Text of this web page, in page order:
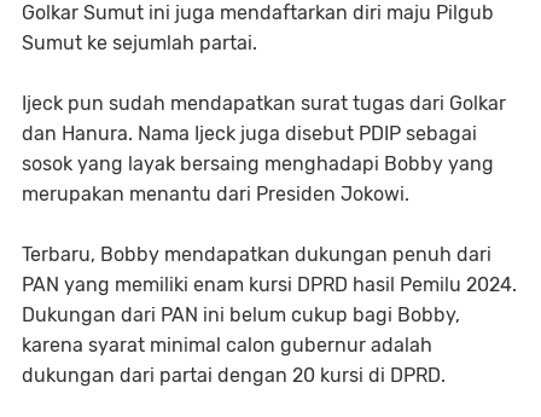
Golkar Sumut ini juga mendaftarkan diri maju Pilgub
Sumut ke sejumlah partai.
Ijeck pun sudah mendapatkan surat tugas dari Golkar
dan Hanura. Nama Ijeck juga disebut PDIP sebagai
sosok yang layak bersaing menghadapi Bobby yang
merupakan menantu dari Presiden Jokowi.
Terbaru, Bobby mendapatkan dukungan penuh dari
PAN yang memiliki enam kursi DPRD hasil Pemilu 2024.
Dukungan dari PAN ini belum cukup bagi Bobby,
karena syarat minimal calon gubernur adalah
dukungan dari partai dengan 20 kursi di DPRD.